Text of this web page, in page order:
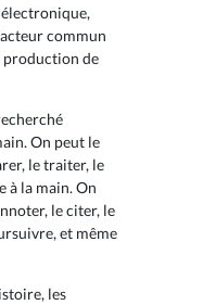
commun
production de
On peut le
le traiter, le
à la main. On
le citer, le
et même
les